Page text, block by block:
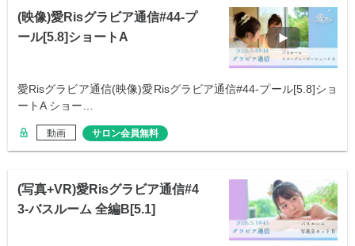
(映像)愛Risグラビア通信#44-プ
ール[5.8]ショートA
愛Risグラビア通信(映像)愛Risグラビア通信#44-プール[5.8]ショ
ートA ショー…
動画 サロン会員無料
(写真+VR)愛Risグラビア通信#4
3-バスルーム 全編B[5.1]